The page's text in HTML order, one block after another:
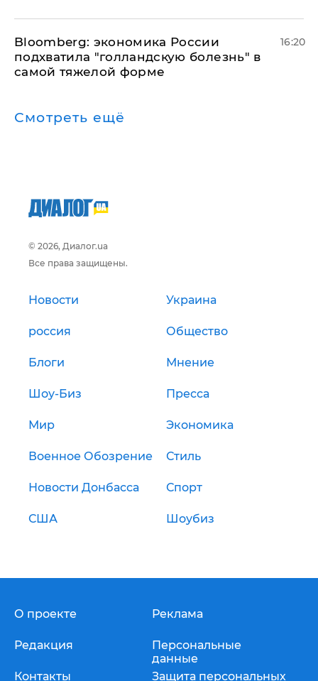
Bloomberg: экономика России
подхватила "голландскую болезнь" в
самой тяжелой форме
16:20
Смотреть ещё
© 2026, Диалог.ua
Все права защищены.
Новости Украина
россия Общество
Блоги Мнение
Шоу-Биз Пресса
Мир Экономика
Военное Обозрение Стиль
Новости Донбасса Спорт
США Шоубиз
О проекте
Редакция
Контакты
Реклама
Персональные
данные
Защита персональных